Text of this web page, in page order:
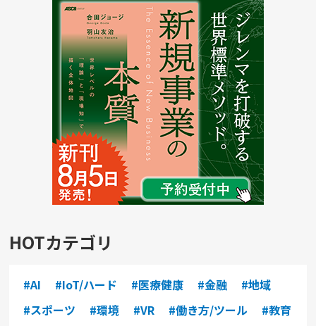
HOTカテゴリ
#AI #IoT/ハード #医療健康 #金融
#地域
#スポーツ
#環境 #VR #働き方/ツール
#教育